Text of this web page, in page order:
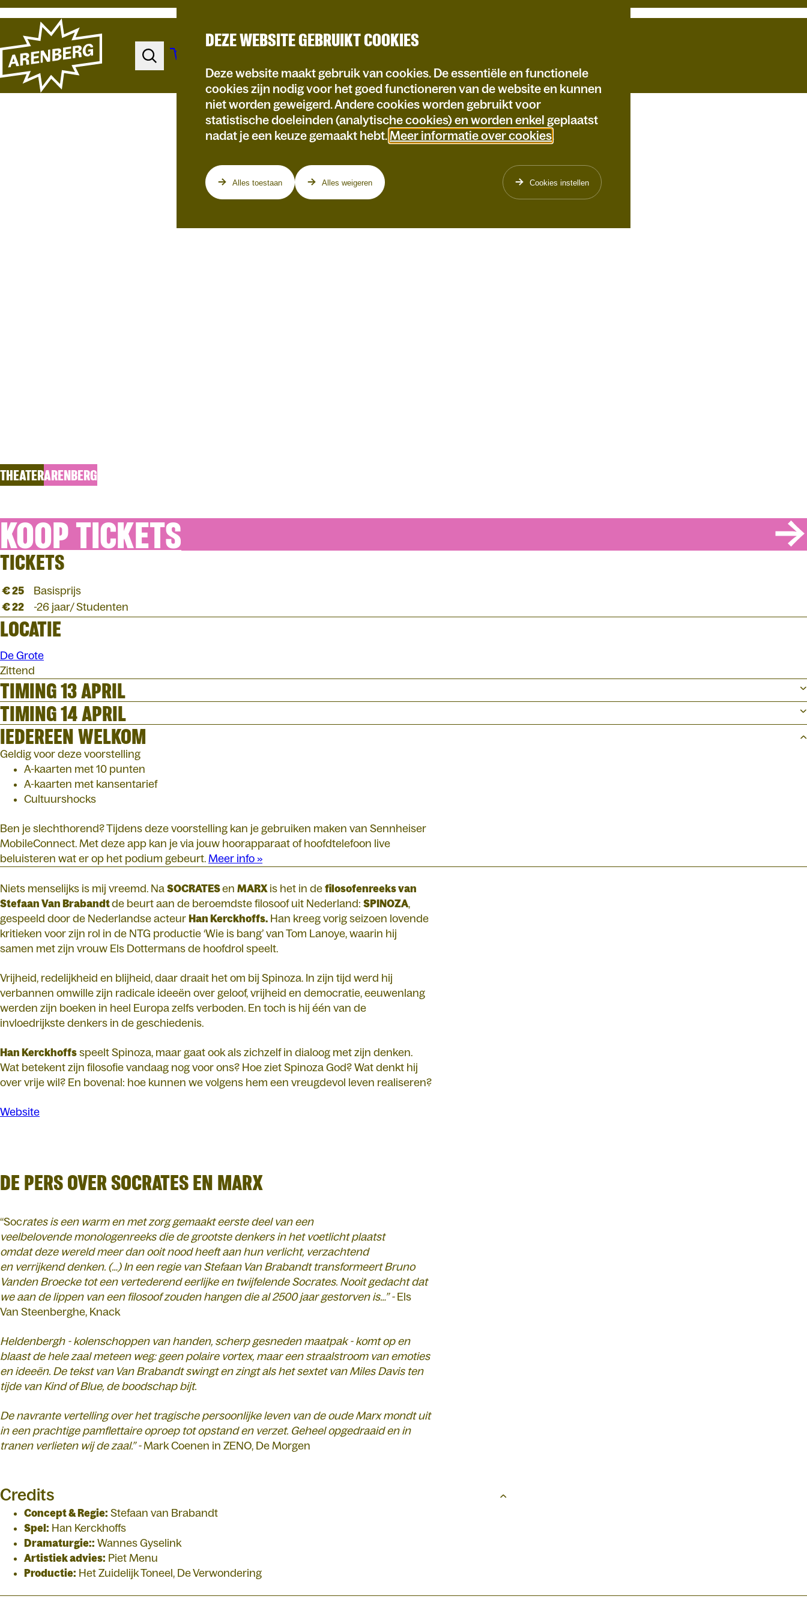
DEZE WEBSITE GEBRUIKT COOKIES
Deze website maakt gebruik van cookies. De essentiële en functionele
cookies zijn nodig voor het goed functioneren van de website en kunnen
niet worden geweigerd. Andere cookies worden gebruikt voor
statistische doeleinden (analytische cookies) en worden enkel geplaatst
nadat je een keuze gemaakt hebt.Meer informatie over cookies.
Alles toestaan Alles weigeren Cookies instellen
THEATERARENBERG
KOOP TICKETS
TICKETS
€ 25
Basisprijs
€ 22
-26 jaar/ Studenten
LOCATIE
De Grote
Zittend
TIMING 13 APRIL
TIMING 14 APRIL
IEDEREEN WELKOM
Geldig voor deze voorstelling
A-kaarten met 10 punten
A-kaarten met kansentarief
Cultuurshocks
Ben je slechthorend? Tijdens deze voorstelling kan je gebruiken maken van Sennheiser
MobileConnect. Met deze app kan je via jouw hoorapparaat of hoofdtelefoon live
beluisteren wat er op het podium gebeurt. Meer info »
Niets menselijks is mij vreemd. Na SOCRATESen MARX is het in de filosofenreeks van
Stefaan Van Brabandtde beurt aan de beroemdste filosoof uit Nederland: SPINOZA,
gespeeld door de Nederlandse acteur Han Kerckhoffs. Han kreeg vorig seizoen lovende
kritieken voor zijn rol in de NTG productie ‘Wie is bang’ van Tom Lanoye, waarin hij
samen met zijn vrouw Els Dottermans de hoofdrol speelt.
Vrijheid, redelijkheid en blijheid, daar draait het om bij Spinoza. In zijn tijd werd hij
verbannen omwille zijn radicale ideeën over geloof, vrijheid en democratie, eeuwenlang
werden zijn boeken in heel Europa zelfs verboden. En toch is hij één van de
invloedrijkste denkers in de geschiedenis.
Han Kerckhoffs speelt Spinoza, maar gaat ook als zichzelf in dialoog met zijn denken.
Wat betekent zijn filosofie vandaag nog voor ons? Hoe ziet Spinoza God? Wat denkt hij
over vrije wil? En bovenal: hoe kunnen we volgens hem een vreugdevol leven realiseren?
Website
DE PERS OVER SOCRATES EN MARX
“Socrates is een warm en met zorg gemaakt eerste deel van een
veelbelovende monologenreeks die de grootste denkers in het voetlicht plaatst
omdat deze wereld meer dan ooit nood heeft aan hun verlicht, verzachtend
en verrijkend denken. (…) In een regie van Stefaan Van Brabandt transformeert Bruno
Vanden Broecke tot een vertederend eerlijke en twijfelende Socrates. Nooit gedacht dat
we aan de lippen van een filosoof zouden hangen die al 2500 jaar gestorven is…” - Els
Van Steenberghe, Knack
Heldenbergh - kolenschoppen van handen, scherp gesneden maatpak - komt op en
blaast de hele zaal meteen weg: geen polaire vortex, maar een straalstroom van emoties
en ideeën. De tekst van Van Brabandt swingt en zingt als het sextet van Miles Davis ten
tijde van Kind of Blue, de boodschap bijt.
De navrante vertelling over het tragische persoonlijke leven van de oude Marx mondt uit
in een prachtige pamflettaire oproep tot opstand en verzet. Geheel opgedraaid en in
tranen verlieten wij de zaal.” -Mark Coenen in ZENO, De Morgen
Credits
Concept & Regie: Stefaan van Brabandt
Spel: Han Kerckhoffs
Dramaturgie:: Wannes Gyselink
Artistiek advies: Piet Menu
Productie: Het Zuidelijk Toneel, De Verwondering